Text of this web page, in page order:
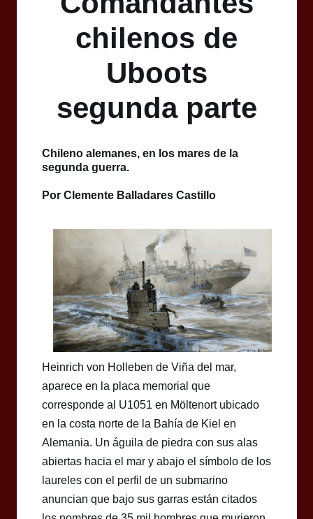
chilenos de
Uboots
segunda parte
Chileno alemanes, en los mares de la
segunda guerra.
Por Clemente Balladares Castillo
Heinrich von Holleben de Viña del mar,
aparece en la placa memorial que
corresponde al U1051 en Möltenort ubicado
en la costa norte de la Bahía de Kiel en
Alemania. Un águila de piedra con sus alas
abiertas hacia el mar y abajo el símbolo de los
laureles con el perfil de un submarino
anuncian que bajo sus garras están citados